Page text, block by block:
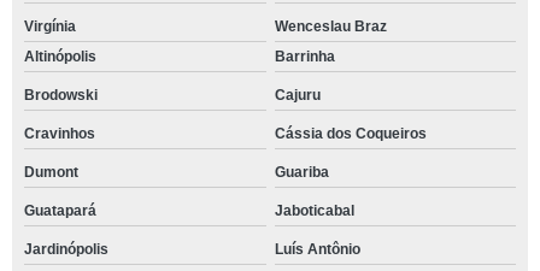
Virgínia
Wenceslau Braz
Altinópolis
Barrinha
Brodowski Cajuru
Cravinhos Cássia dos Coqueiros
Dumont Guariba
Guatapará Jaboticabal
Jardinópolis Luís Antônio